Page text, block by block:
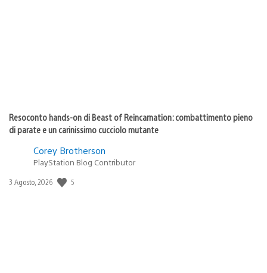
Resoconto hands-on di Beast of Reincarnation: combattimento pieno
di parate e un carinissimo cucciolo mutante
Corey Brotherson
PlayStation Blog Contributor
Data
3 Agosto, 2026 5